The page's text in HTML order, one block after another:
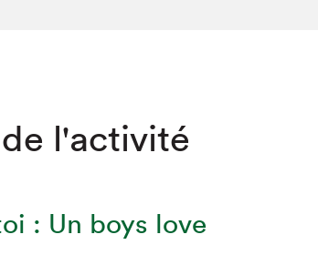
l'activité
: Un boys love